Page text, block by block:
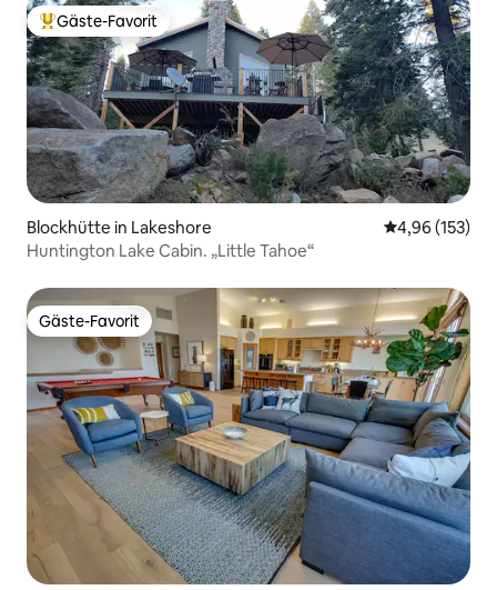
Beliebter Gäste-Favorit.
Gäste-Favorit
Blockhütte in Lakeshore
4,96 (153)
Huntington Lake Cabin. „Little Tahoe“
Gäste-Favorit
Gäste-Favorit